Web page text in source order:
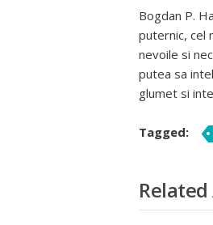
Bogdan P.
puternic, cel
nevoile si
putea sa
glumet si
Tagged: